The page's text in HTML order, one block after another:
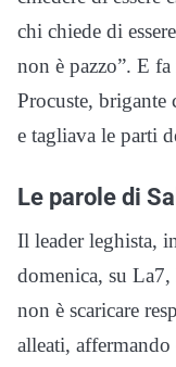
chi chiede di
non è pazzo”. E
Procuste, brigante
e tagliava le parti
Le parole di
Il leader leghista,
domenica, su La7,
non è scaricare
alleati, affermando